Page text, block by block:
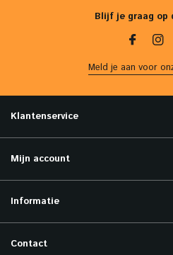
Blijf je graag op
Meld je aan voor
Klantenservice
Mijn account
Informatie
Contact